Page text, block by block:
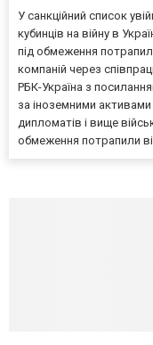
У санкційний список
кубинців на війну в
під обмеження
компаній через
РБК-Україна з
за іноземними
дипломатів і вище
обмеження потрапили